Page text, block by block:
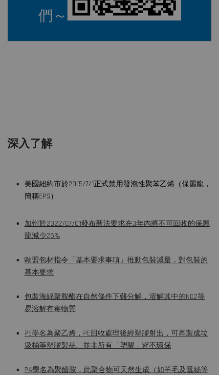
們～
深入了解
美國紐約市於2015/7/1正式禁用發泡性聚苯乙烯（保麗龍，
簡稱EPS）
加州於2022/07/01發布新法要求在3年內將不可回收的保麗
龍減少25%
歐盟包材指令「基本要求事項」推動包裝減量，對包裝的
基本要求
包裝海綿聚胺酯在自然條件下難分解，溶解其中的NO2等
易溶解有毒物質
PE學名為聚乙烯，PE回收處理後經塑膠射出，可再製成垃
圾桶等塑膠製品。並非所有「塑膠」皆不環保
PA學名為聚醯胺，此聚合物可天然生成（如羊毛及蠶絲等